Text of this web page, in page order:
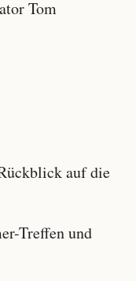
Tom
auf die
Treffen und